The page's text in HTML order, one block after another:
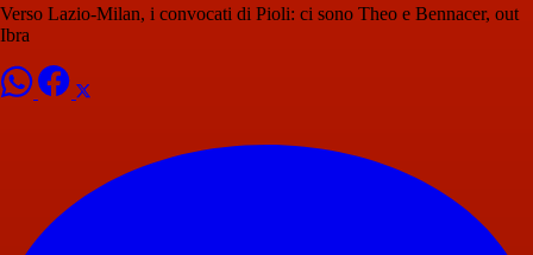
Verso Lazio-Milan, i convocati di Pioli: ci sono Theo e Bennacer, out
Ibra